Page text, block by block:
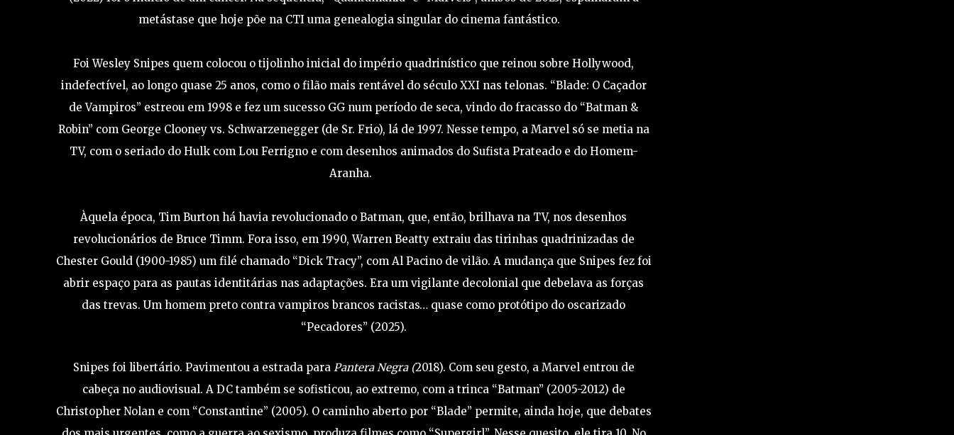
metástase que hoje põe na CTI uma genealogia singular do cinema fantástico.
Foi Wesley Snipes quem colocou o tijolinho inicial do império quadrinístico que reinou sobre Hollywood,
indefectível, ao longo quase 25 anos, como o filão mais rentável do século XXI nas telonas. “Blade: O Caçador
de Vampiros” estreou em 1998 e fez um sucesso GG num período de seca, vindo do fracasso do “Batman &
Robin” com George Clooney vs. Schwarzenegger (de Sr. Frio), lá de 1997. Nesse tempo, a Marvel só se metia na
TV, com o seriado do Hulk com Lou Ferrigno e com desenhos animados do Sufista Prateado e do Homem-
Aranha.
Àquela época, Tim Burton há havia revolucionado o Batman, que, então, brilhava na TV, nos desenhos
revolucionários de Bruce Timm. Fora isso, em 1990, Warren Beatty extraiu das tirinhas quadrinizadas de
Chester Gould (1900-1985) um filé chamado “Dick Tracy”, com Al Pacino de vilão. A mudança que Snipes fez foi
abrir espaço para as pautas identitárias nas adaptações. Era um vigilante decolonial que debelava as forças
das trevas. Um homem preto contra vampiros brancos racistas… quase como protótipo do oscarizado
“Pecadores” (2025).
Snipes foi libertário. Pavimentou a estrada para Pantera Negra (2018). Com seu gesto, a Marvel entrou de
cabeça no audiovisual. A DC também se sofisticou, ao extremo, com a trinca “Batman” (2005-2012) de
Christopher Nolan e com “Constantine” (2005). O caminho aberto por “Blade” permite, ainda hoje, que debates